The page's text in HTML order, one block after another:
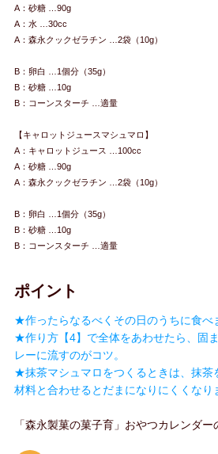
A：砂糖 …90g
A：水 …30cc
A：森永クックゼラチン …2袋（10g）
B：卵白 …1個分（35g）
B：砂糖 …10g
B：コーンスターチ …適量
【キャロットジュースマシュマロ】
A：キャロットジュース …100cc
A：砂糖 …90g
A：森永クックゼラチン …2袋（10g）
B：卵白 …1個分（35g）
B：砂糖 …10g
B：コーンスターチ …適量
ポイント
★作ったらなるべくその日のうちに食べ
★作り方【4】で全体をあわせたら、固
レーに流すのがコツ。
★抹茶マシュマロをつくるときは、抹茶
材料と合わせるとだまになりにくくなり
「森永製菓の菓子育」おやつカレンダ